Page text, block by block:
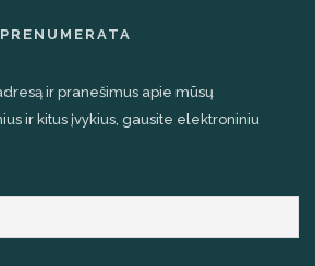
ir pranešimus apie mūsų
ir kitus įvykius, gausite elektroniniu